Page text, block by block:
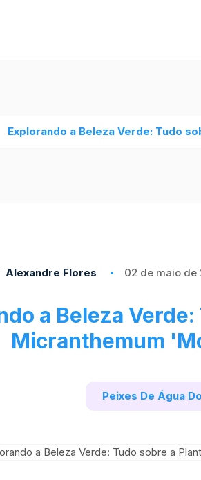
Explorando a Beleza Verde: Tudo
Alexandre Flores 02 de maio de
a Beleza
Micranthemum
Peixes De Água